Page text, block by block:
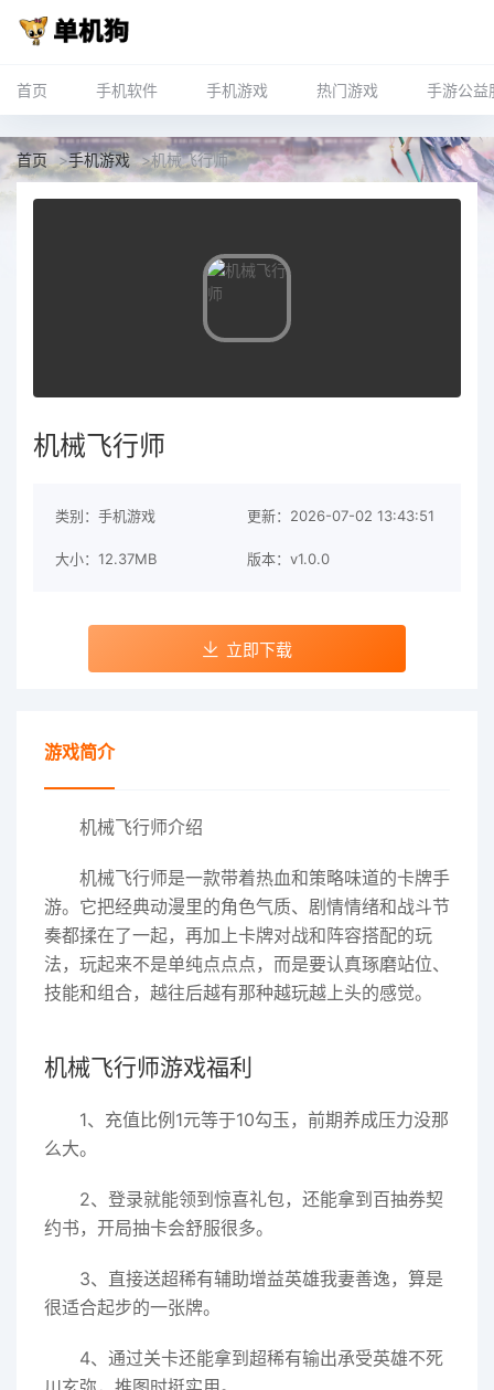
首页 手机软件 手机游戏 热门游戏 手游公益
首页 >手机游戏 >机械飞行师
机械飞行师
类别：手机游戏 更新：2026-07-02 13:43:51
大小：12.37MB 版本：v1.0.0
立即下载
游戏简介
机械飞行师介绍
机械飞行师是一款带着热血和策略味道的卡牌手
游。它把经典动漫里的角色气质、剧情情绪和战斗节
奏都揉在了一起，再加上卡牌对战和阵容搭配的玩
法，玩起来不是单纯点点点，而是要认真琢磨站位、
技能和组合，越往后越有那种越玩越上头的感觉。
机械飞行师游戏福利
1、充值比例1元等于10勾玉，前期养成压力没那
么大。
2、登录就能领到惊喜礼包，还能拿到百抽券契
约书，开局抽卡会舒服很多。
3、直接送超稀有辅助增益英雄我妻善逸，算是
很适合起步的一张牌。
4、通过关卡还能拿到超稀有输出承受英雄不死